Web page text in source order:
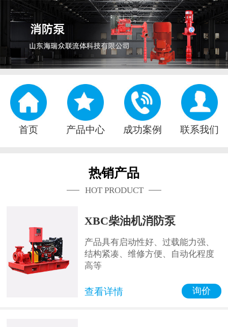
首页 产品中心 成功案例 联系我们
热销产品
HOT PRODUCT
XBC柴油机消防泵
产品具有启动性好、过载能力强、
结构紧凑、维修方便、自动化程度
高等
查看详情 询价